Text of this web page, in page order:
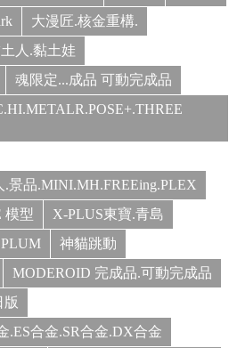
大漫匠.核金重構.
人.黏土娃
魂限定...成品 可動完成品
景品.MINI.MH.FREEing.PLEX
模型
X-PLUS東寶.青島
神貓跳動
MODEROID 完成品.可動完成品
版
.ES合金.SR合金.DX合金